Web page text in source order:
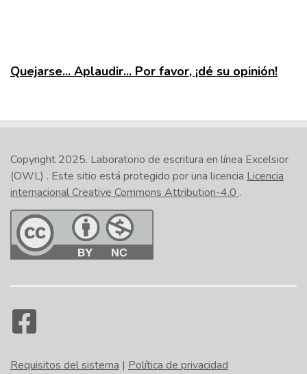
Quejarse... Aplaudir... Por favor, ¡dé su opinión!
Copyright 2025. Laboratorio de escritura en línea Excelsior
(OWL) . Este sitio está protegido por una licencia Licencia
internacional Creative Commons Attribution-4.0 .
Requisitos del sistema | Política de privacidad